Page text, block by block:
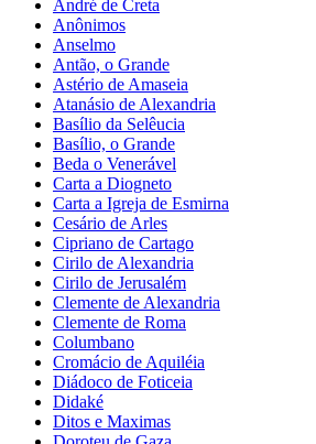
André de Creta
Anônimos
Anselmo
Antão, o Grande
Astério de Amaseia
Atanásio de Alexandria
Basílio da Selêucia
Basílio, o Grande
Beda o Venerável
Carta a Diogneto
Carta a Igreja de Esmirna
Cesário de Arles
Cipriano de Cartago
Cirilo de Alexandria
Cirilo de Jerusalém
Clemente de Alexandria
Clemente de Roma
Columbano
Cromácio de Aquiléia
Diádoco de Foticeia
Didaké
Ditos e Maximas